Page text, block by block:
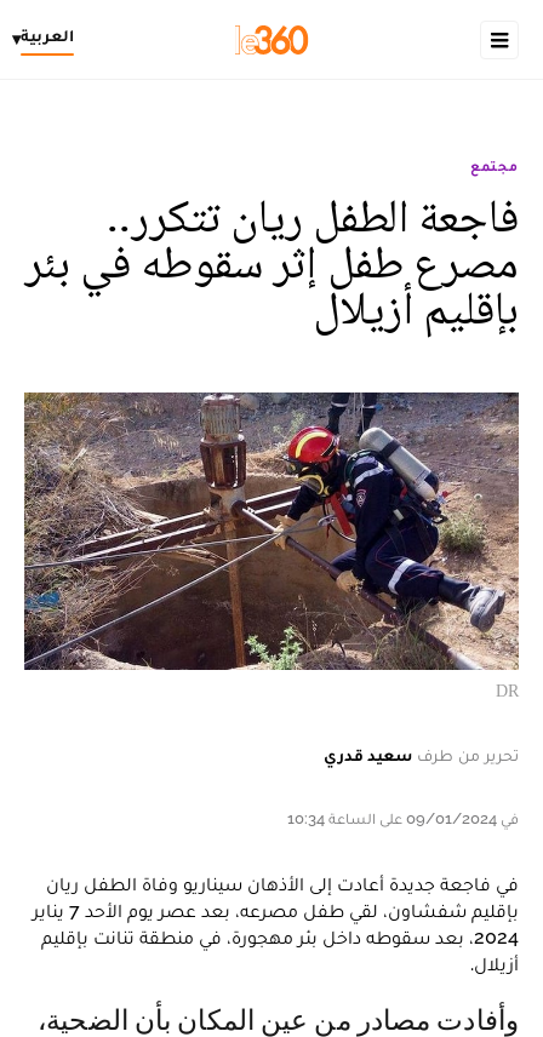
العربية▾
مجتمع
فاجعة الطفل ريان تتكرر..
مصرع طفل إثر سقوطه في بئر
بإقليم أزيلال
DR
تحرير من طرف سعيد قدري
في 09/01/2024 على الساعة 10:34
في فاجعة جديدة أعادت إلى الأذهان سيناريو وفاة الطفل ريان
بإقليم شفشاون، لقي طفل مصرعه، بعد عصر يوم الأحد 7 يناير
2024، بعد سقوطه داخل بئر مهجورة، في منطقة تنانت بإقليم
أزيلال.
وأفادت مصادر من عين المكان بأن الضحية،